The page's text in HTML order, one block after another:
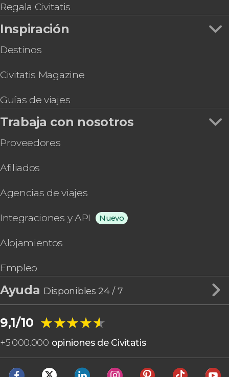
Regala Civitatis
Inspiración
Destinos
Civitatis Magazine
Guías de viajes
Trabaja con nosotros
Proveedores
Afiliados
Agencias de viajes
Integraciones y API Nuevo
Alojamientos
Empleo
Ayuda Disponibles 24 / 7
9,1/10 ★★★★★
★★★★★
+5.000.000 opiniones de Civitatis